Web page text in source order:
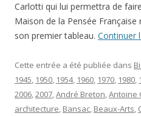
Carlotti qui lui permettra de
Maison de la Pensée
son premier tableau. Continuer
Cette entrée a été publiée dans
1945, 1950, 1954, 1960, 1970, 1980,
2006,2007,André Breton,Antoine
architecture, Bansac, Beaux-Arts,